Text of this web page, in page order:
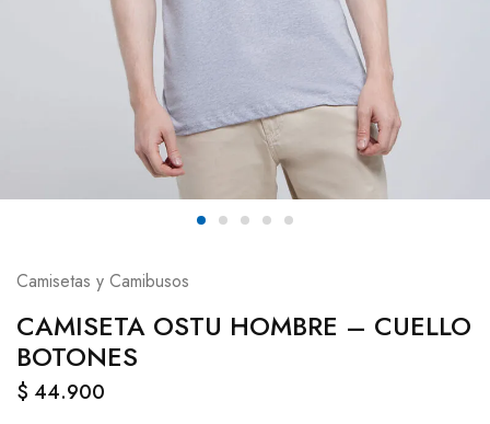
Camisetas y Camibusos
CAMISETA OSTU HOMBRE – CUELLO
BOTONES
$ 44.900